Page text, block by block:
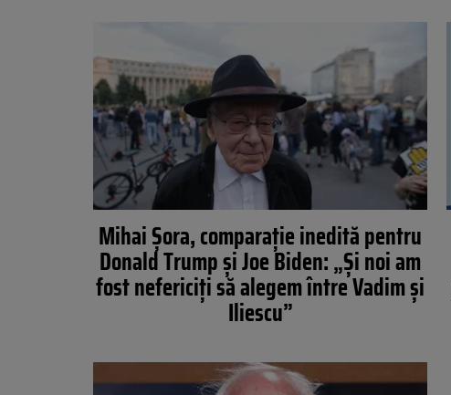
Mihai Șora, comparație inedită pentru
Donald Trump și Joe Biden: „Și noi am
fost nefericiți să alegem între Vadim și
Iliescu”